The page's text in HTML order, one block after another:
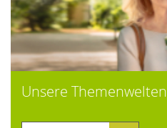
Unsere Themenwelten